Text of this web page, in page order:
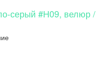
серый #H09, велюр /